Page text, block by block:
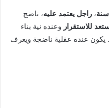
، راجل يعتمد عليه، ناضج
للاستقرار وعنده نية بناء
. يكون عنده عقلية ناضجة ويعرف